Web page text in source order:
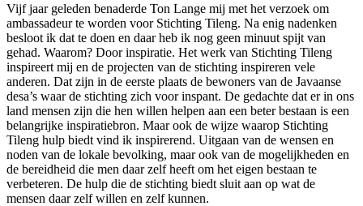
Vijf jaar geleden benaderde Ton Lange mij met het verzoek om
ambassadeur te worden voor Stichting Tileng. Na enig nadenken
besloot ik dat te doen en daar heb ik nog geen minuut spijt van
gehad. Waarom? Door inspiratie. Het werk van Stichting Tileng
inspireert mij en de projecten van de stichting inspireren vele
anderen. Dat zijn in de eerste plaats de bewoners van de Javaanse
desa’s waar de stichting zich voor inspant. De gedachte dat er in ons
land mensen zijn die hen willen helpen aan een beter bestaan is een
belangrijke inspiratiebron. Maar ook de wijze waarop Stichting
Tileng hulp biedt vind ik inspirerend. Uitgaan van de wensen en
noden van de lokale bevolking, maar ook van de mogelijkheden en
de bereidheid die men daar zelf heeft om het eigen bestaan te
verbeteren. De hulp die de stichting biedt sluit aan op wat de
mensen daar zelf willen en zelf kunnen.